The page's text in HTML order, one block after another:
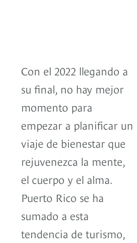
Con el 2022 llegando a
su final, no hay mejor
momento para
empezar a planificar un
viaje de bienestar que
rejuvenezca la mente,
el cuerpo y el alma.
Puerto Rico se ha
sumado a esta
tendencia de turismo,